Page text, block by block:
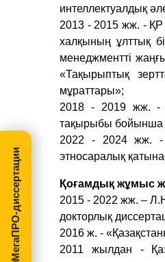
интеллектуалдық
2013 - 2015 жж. - ҚР
халқының ұлттық
менеджментті
«Тақырыптық
мұраттары»;
2018 - 2019 жж. -
тақырыбы бойынша
2022 - 2024 жж. -
этносаралық
Қоғамдық жұмыс
2015 - 2022 жж. –
докторлық
2016 ж. -
2011 жылдан -
МегаПРО-диссертации